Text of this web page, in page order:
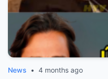
News • 4 months ago